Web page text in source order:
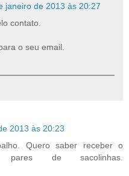
janeiro de 2013 às 20:27
contato.
o seu email.
2013 às 20:23
Quero saber receber o
de sacolinhas.